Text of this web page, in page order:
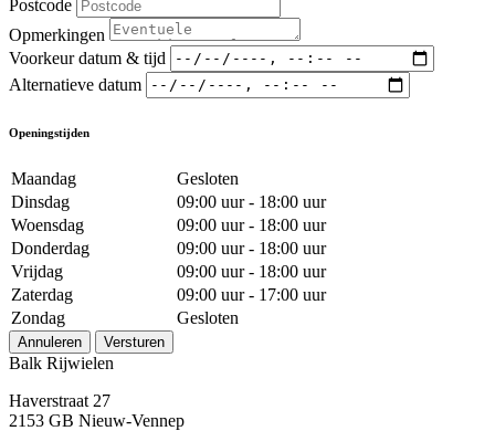
Postcode
Opmerkingen
Voorkeur datum & tijd
Alternatieve datum
Openingstijden
Maandag
Gesloten
Dinsdag
09:00 uur - 18:00 uur
Woensdag
09:00 uur - 18:00 uur
Donderdag
09:00 uur - 18:00 uur
Vrijdag
09:00 uur - 18:00 uur
Zaterdag
09:00 uur - 17:00 uur
Zondag
Gesloten
Annuleren Versturen
Balk Rijwielen
Haverstraat 27
2153 GB Nieuw-Vennep